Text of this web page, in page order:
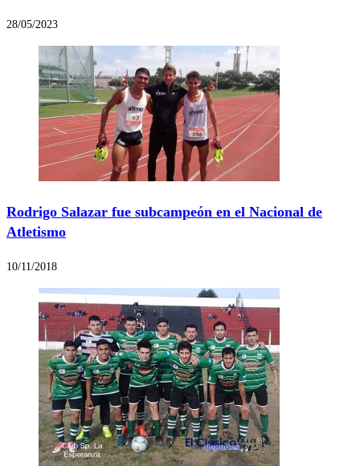
28/05/2023
Rodrigo Salazar fue subcampeón en el Nacional de
Atletismo
10/11/2018